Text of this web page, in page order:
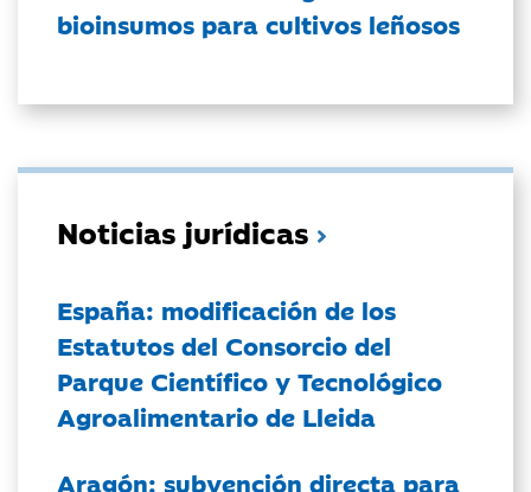
bioinsumos para cultivos leñosos
Noticias jurídicas
España: modificación de los
Estatutos del Consorcio del
Parque Científico y Tecnológico
Agroalimentario de Lleida
Aragón: subvención directa para